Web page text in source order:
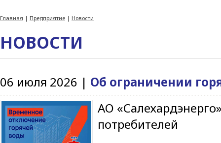
Главная | Предприятие | Новости
НОВОСТИ
06 июля 2026 | Об ограничении
АО
потребителей